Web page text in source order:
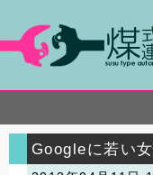
Googleに若い